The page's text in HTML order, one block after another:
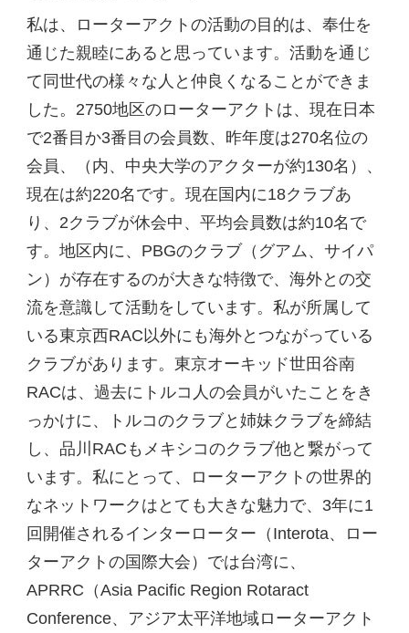
私は、ローターアクトの活動の目的は、奉仕を
通じた親睦にあると思っています。活動を通じ
て同世代の様々な人と仲良くなることができま
した。2750地区のローターアクトは、現在日本
で2番目か3番目の会員数、昨年度は270名位の
会員、（内、中央大学のアクターが約130名）、
現在は約220名です。現在国内に18クラブあ
り、2クラブが休会中、平均会員数は約10名で
す。地区内に、PBGのクラブ（グアム、サイパ
ン）が存在するのが大きな特徴で、海外との交
流を意識して活動をしています。私が所属して
いる東京西RAC以外にも海外とつながっている
クラブがあります。東京オーキッド世田谷南
RACは、過去にトルコ人の会員がいたことをき
っかけに、トルコのクラブと姉妹クラブを締結
し、品川RACもメキシコのクラブ他と繋がって
います。私にとって、ローターアクトの世界的
なネットワークはとても大きな魅力で、3年に1
回開催されるインターローター（Interota、ロー
ターアクトの国際大会）では台湾に、
APRRC（Asia Pacific Region Rotaract
Conference、アジア太平洋地域ローターアクト